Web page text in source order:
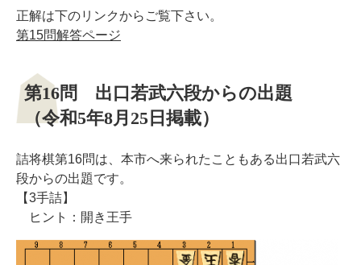
正解は下のリンクからご覧下さい。
第15問解答ページ
第16問 出口若武六段からの出題
（令和5年8月25日掲載）
詰将棋第16問は、本市へ来られたこともある出口若武六
段からの出題です。
【3手詰】
ヒント：開き王手